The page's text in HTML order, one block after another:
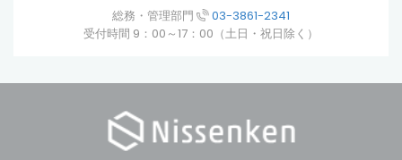
総務・管理部門
03-3861-2341
受付時間 9：00～17：00（土日・祝日除く）